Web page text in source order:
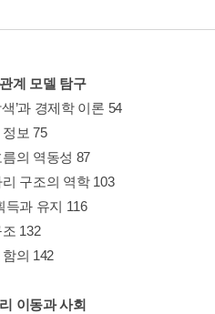
계 모델 탐구
’과 경제학 이론 54
보 75
의 역동성 87
구조의 역학 103
득과 유지 116
132
의 142
이동과 사회